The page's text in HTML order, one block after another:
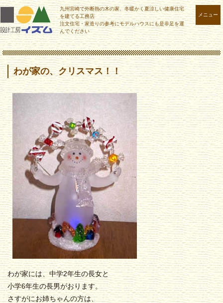
メニュー
九州宮崎で外断熱の木の家、冬暖かく夏涼しい健康住宅
を建てる工務店
注文住宅・家造りの参考にモデルハウスにも是非足を運
んでください
わが家の、クリスマス！！
わが家には、中学2年生の長女と
小学6年生の長男がおります。
さすがにお姉ちゃんの方は、